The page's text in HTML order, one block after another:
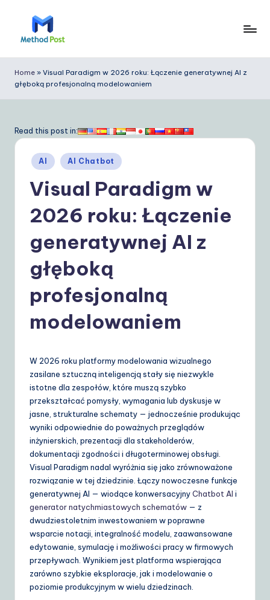
e
t
o
Y
o
D
ai
ly
G
ui
d
Home » Visual Paradigm w 2026 roku: Łączenie generatywnej AI z
głęboką profesjonalną modelowaniem
Read this post in:
Posted
in
AI AI Chatbot
Visual Paradigm w
2026 roku: Łączenie
generatywnej AI z
głęboką
profesjonalną
modelowaniem
W 2026 roku platformy modelowania wizualnego
zasilane sztuczną inteligencją stały się niezwykle
istotne dla zespołów, które muszą szybko
przekształcać pomysły, wymagania lub dyskusje w
jasne, strukturalne schematy — jednocześnie produkując
wyniki odpowiednie do poważnych przeglądów
inżynierskich, prezentacji dla stakeholderów,
dokumentacji zgodności i długoterminowej obsługi.
Visual Paradigm nadal wyróżnia się jako zrównoważone
rozwiązanie w tej dziedzinie. Łączy nowoczesne funkcje
generatywnej AI — wiodące konwersacyjnyChatbot AI i
generator natychmiastowych schematów — z
dwudziestoletnim inwestowaniem w poprawne
wsparcie notacji, integralność modelu, zaawansowane
edytowanie, symulację i możliwości pracy w firmowych
przepływach. Wynikiem jest platforma wspierająca
zarówno szybkie eksploracje, jak i modelowanie o
poziomie produkcyjnym w wielu dziedzinach.